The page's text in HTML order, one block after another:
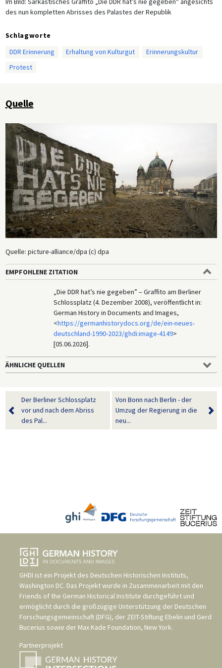
des nun kompletten Abrisses des Palastes der Republik
Schlagworte
DDR Erinnerung
Erhaltung von Kulturgut
Erinnerungskultur
Protest
Quelle
Quelle: picture-alliance/dpa (c) dpa
EMPFOHLENE ZITATION
„Die DDR hat’s nie gegeben” – Graffito am Berliner
Schlossplatz (4. Dezember 2008), veröffentlicht in:
German History in Documents and Images,
<https://germanhistorydocs.org/de/ein-neues-
deutschland-1990-2023/ghdi:image-4149>
[05.06.2026].
ÄHNLICHE QUELLEN
Der Berliner Schlossplatz
vor und nach dem Abriss
des Pal...
Von Bonn nach Berlin - der
Umzug der Regierung in die
neu...
GHDI ist ein Projekt des Deutschen Historischen Instituts,
Washington DC. Das Projekt wurde in Zusammenarbeit mit den
Friends of the German Historical Institute durchgeführt und
ermöglicht durch die großzügige Unterstützung der Deutschen
Forschungsgemeinschaft (DFG), der ZEIT-Stiftung Ebelin und Gerd
Bucerius sowie der Max Kade Foundation, New York.
Partnerprojekt